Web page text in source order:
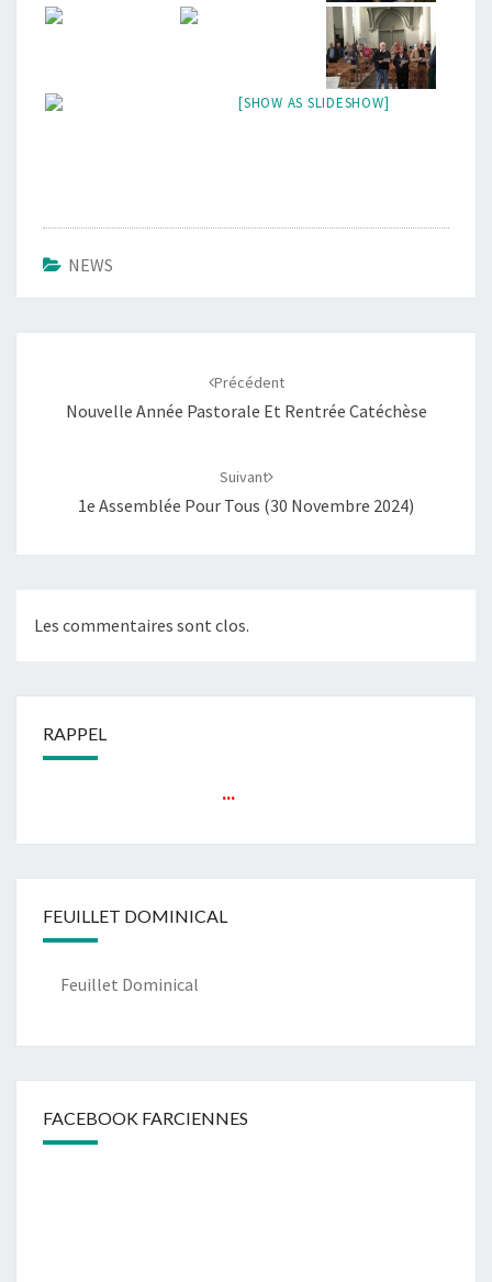
[SHOW AS SLIDESHOW]
NEWS
Précédent
Nouvelle Année Pastorale Et Rentrée Catéchèse
Suivant
1e Assemblée Pour Tous (30 Novembre 2024)
Les commentaires sont clos.
RAPPEL
FEUILLET DOMINICAL
Feuillet Dominical
FACEBOOK FARCIENNES